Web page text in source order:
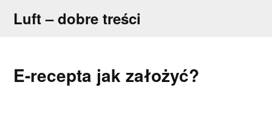
Luft – dobre treści
E-recepta jak założyć?